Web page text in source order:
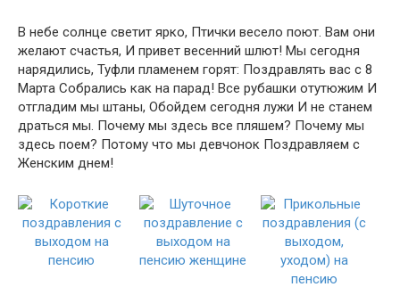
В небе солнце светит ярко, Птички весело поют. Вам они
желают счастья, И привет весенний шлют! Мы сегодня
нарядились, Туфли пламенем горят: Поздравлять вас с 8
Марта Собрались как на парад! Все рубашки отутюжим И
отгладим мы штаны, Обойдем сегодня лужи И не станем
драться мы. Почему мы здесь все пляшем? Почему мы
здесь поем? Потому что мы девчонок Поздравляем с
Женским днем!